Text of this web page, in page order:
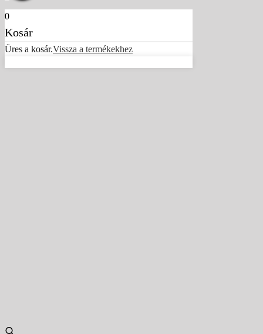
0
Kosár
Üres a kosár.Vissza a termékekhez